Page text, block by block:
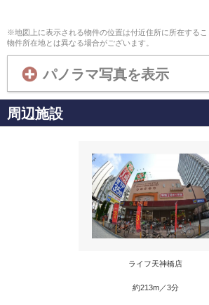
※地図上に表示される物件の位置は付近住所に所在する
物件所在地とは異なる場合がございます。
パノラマ写真を表示
周辺施設
ライフ天神橋店
約213m／3分